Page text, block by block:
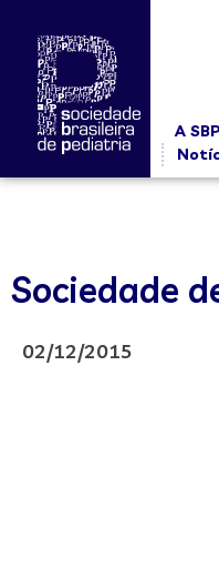
A SBP
Sociedade
02/12/2015